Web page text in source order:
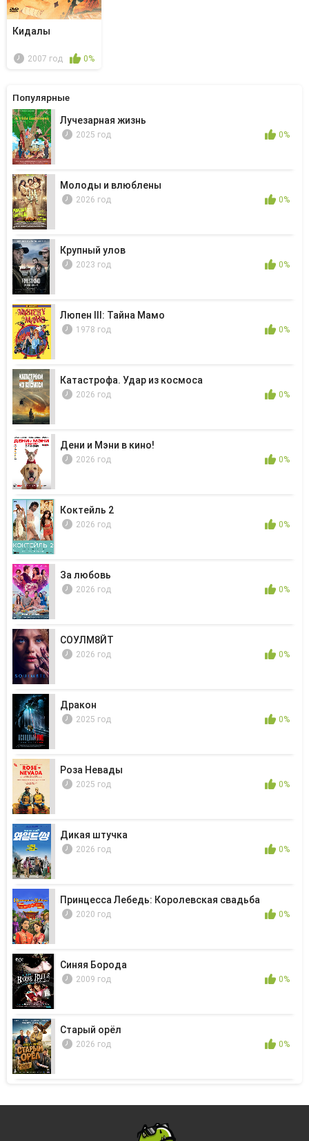
Популярные
Лучезарная жизнь
2025 год 0%
Молоды и влюблены
2026 год 0%
Крупный улов
2023 год 0%
Люпен III: Тайна Мамо
1978 год 0%
Катастрофа. Удар из космоса
2026 год 0%
Дени и Мэни в кино!
2026 год 0%
Коктейль 2
2026 год 0%
За любовь
2026 год 0%
СОУЛМ8ЙТ
2026 год 0%
Дракон
2025 год 0%
Роза Невады
2025 год 0%
Дикая штучка
2026 год 0%
Принцесса Лебедь: Королевская свадьба
2020 год 0%
Синяя Борода
2009 год 0%
Старый орёл
2026 год 0%
Кидалы
2007 год 0%